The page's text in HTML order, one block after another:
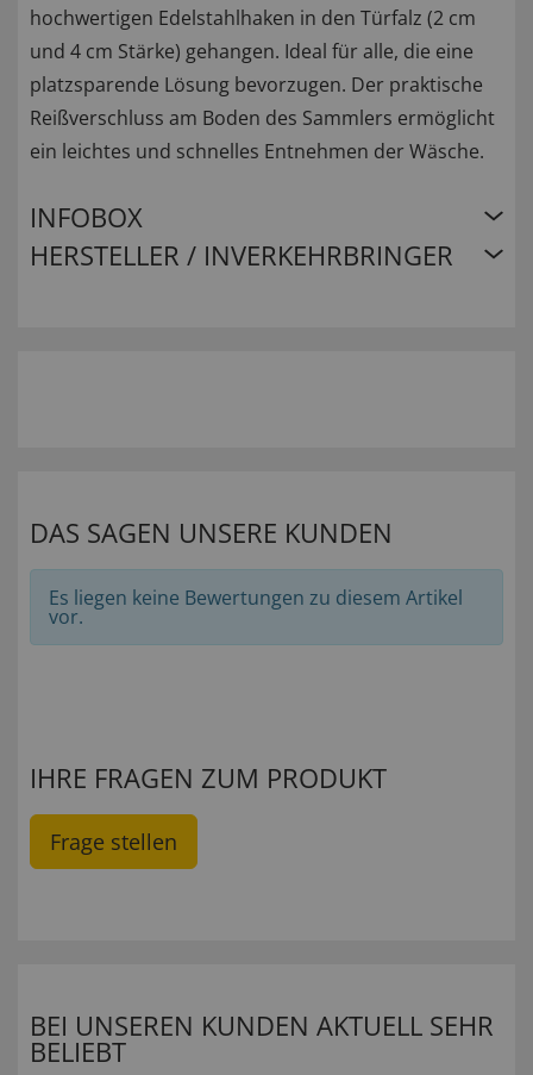
hochwertigen Edelstahlhaken in den Türfalz (2 cm
und 4 cm Stärke) gehangen. Ideal für alle, die eine
platzsparende Lösung bevorzugen. Der praktische
Reißverschluss am Boden des Sammlers ermöglicht
ein leichtes und schnelles Entnehmen der Wäsche.
INFOBOX
HERSTELLER / INVERKEHRBRINGER
DAS SAGEN UNSERE KUNDEN
Es liegen keine Bewertungen zu diesem Artikel
vor.
IHRE FRAGEN ZUM PRODUKT
Frage stellen
BEI UNSEREN KUNDEN AKTUELL SEHR
BELIEBT